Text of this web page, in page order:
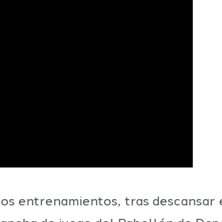
entrenamientos, tras